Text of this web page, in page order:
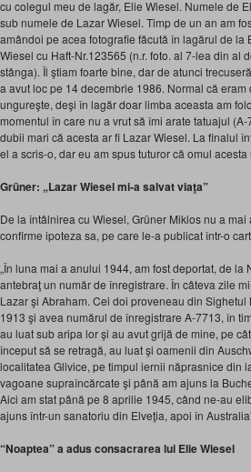
cu colegul meu de lagăr, Elie Wiesel. Numele de
sub numele de Lazar Wiesel. Timp de un an am
amândoi pe acea fotografie făcută în lagărul de
Wiesel cu Haft-Nr.123565 (n.r. foto. al 7-lea din al
stânga). Îl ştiam foarte bine, dar de atunci
a avut loc pe 14 decembrie 1986. Normal că
ungureşte, deşi în lagăr doar limba aceasta am
momentul în care nu a vrut să îmi arate tatuajul
dubii mari că acesta ar fi Lazar Wiesel. La finalul
el a scris-o, dar eu am spus tuturor că omul
Grüner: „Lazar Wiesel mi-a salvat viaţa”
De la întâlnirea cu Wiesel, Grüner Miklos nu a
confirme ipoteza sa, pe care le-a publicat într-o
„În luna mai a anului 1944, am fost deportat, de
antebraţ un număr de înregistrare. În câteva zile
Lazar şi Abraham. Cei doi proveneau din
1913 şi avea numărul de înregistrare A-7713, în
au luat sub aripa lor şi au avut grijă de mine, pe
început să se retragă, au luat şi oamenii din
localitatea Glivice, pe timpul iernii năprasnice din
vagoane supraîncărcate şi până am ajuns la
Aici am stat până pe 8 aprilie 1945, când ne-au
ajuns într-un sanatoriu din Elveţia, apoi în
“Noaptea” a adus consacrarea lui Elie Wiesel